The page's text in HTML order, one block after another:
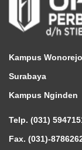
Kampus
Surabaya
Kampus
Telp. (031)
Fax. (031)-